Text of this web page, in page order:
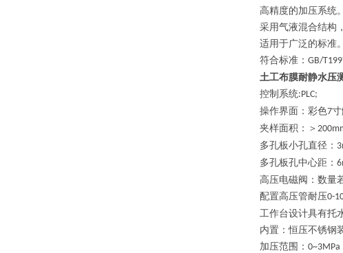
高精度的加压系统。
采用气液混合结构
适用于广泛的标准。
符合标准： GB/
土工布膜耐静水压
控制系统:PLC;
操作界面：彩色7寸
夹样面积：＞
多孔板小孔直径：
多孔板孔中心距：
高压电磁阀：数量
配置高压管耐压0-
工作台设计具有托
内置：恒压不锈钢
加压范围： 0~3MPa